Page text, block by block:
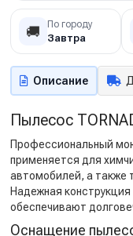
🚚 По городу
Завтра
Описание
Пылесос
Профессиональный
применяется для
автомобилей, а также
Надежная
обеспечивают
Оснащение